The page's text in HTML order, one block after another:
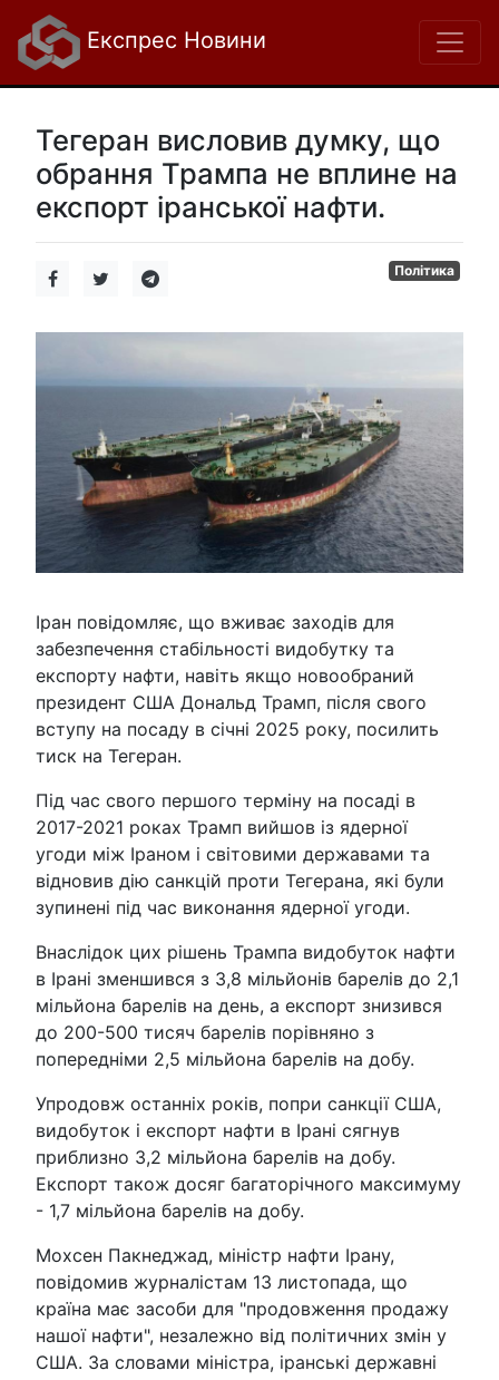
Експрес Новини
Тегеран висловив думку, що
обрання Трампа не вплине на
експорт іранської нафти.
Політика
Іран повідомляє, що вживає заходів для
забезпечення стабільності видобутку та
експорту нафти, навіть якщо новообраний
президент США Дональд Трамп, після свого
вступу на посаду в січні 2025 року, посилить
тиск на Тегеран.
Під час свого першого терміну на посаді в
2017-2021 роках Трамп вийшов із ядерної
угоди між Іраном і світовими державами та
відновив дію санкцій проти Тегерана, які були
зупинені під час виконання ядерної угоди.
Внаслідок цих рішень Трампа видобуток нафти
в Ірані зменшився з 3,8 мільйонів барелів до 2,1
мільйона барелів на день, а експорт знизився
до 200-500 тисяч барелів порівняно з
попередніми 2,5 мільйона барелів на добу.
Упродовж останніх років, попри санкції США,
видобуток і експорт нафти в Ірані сягнув
приблизно 3,2 мільйона барелів на добу.
Експорт також досяг багаторічного максимуму
- 1,7 мільйона барелів на добу.
Мохсен Пакнеджад, міністр нафти Ірану,
повідомив журналістам 13 листопада, що
країна має засоби для "продовження продажу
нашої нафти", незалежно від політичних змін у
США. За словами міністра, іранські державні